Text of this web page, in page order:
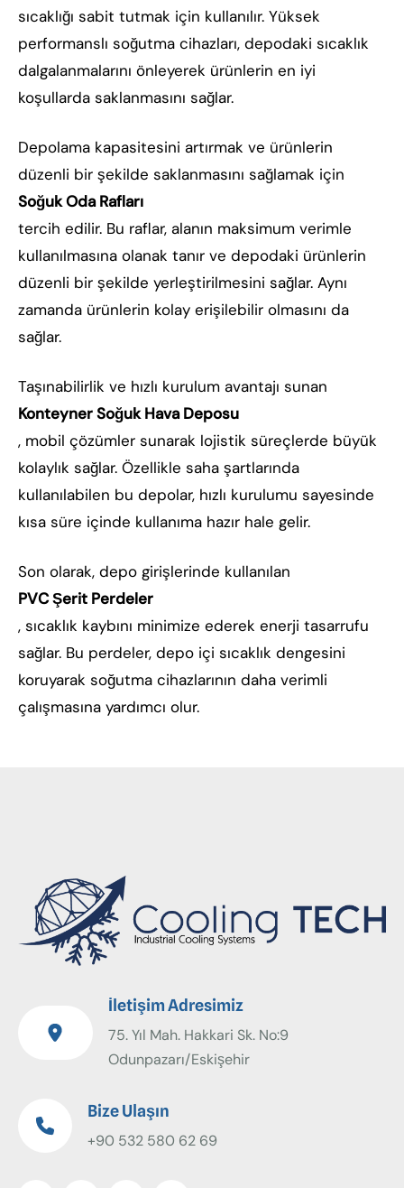
sıcaklığı sabit tutmak için kullanılır. Yüksek
performanslı soğutma cihazları, depodaki sıcaklık
dalgalanmalarını önleyerek ürünlerin en iyi
koşullarda saklanmasını sağlar.
Depolama kapasitesini artırmak ve ürünlerin
düzenli bir şekilde saklanmasını sağlamak için
Soğuk Oda Rafları
tercih edilir. Bu raflar, alanın maksimum verimle
kullanılmasına olanak tanır ve depodaki ürünlerin
düzenli bir şekilde yerleştirilmesini sağlar. Aynı
zamanda ürünlerin kolay erişilebilir olmasını da
sağlar.
Taşınabilirlik ve hızlı kurulum avantajı sunan
Konteyner Soğuk Hava Deposu
, mobil çözümler sunarak lojistik süreçlerde büyük
kolaylık sağlar. Özellikle saha şartlarında
kullanılabilen bu depolar, hızlı kurulumu sayesinde
kısa süre içinde kullanıma hazır hale gelir.
Son olarak, depo girişlerinde kullanılan
PVC Şerit Perdeler
, sıcaklık kaybını minimize ederek enerji tasarrufu
sağlar. Bu perdeler, depo içi sıcaklık dengesini
koruyarak soğutma cihazlarının daha verimli
çalışmasına yardımcı olur.
İletişim Adresimiz
75. Yıl Mah. Hakkari Sk. No:9
Odunpazarı/Eskişehir
Bize Ulaşın
+90 532 580 62 69